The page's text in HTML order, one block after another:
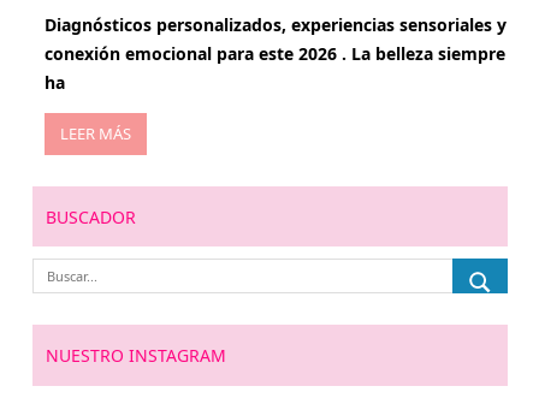
Diagnósticos personalizados, experiencias sensoriales y
conexión emocional para este 2026 . La belleza siempre
ha
LEER MÁS
BUSCADOR
NUESTRO INSTAGRAM